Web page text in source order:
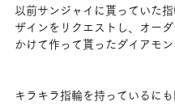
以前サンジャイに貰っていた
ザインをリクエストし、オー
かけて作って貰ったダイアモン
キラキラ指輪を持っているに